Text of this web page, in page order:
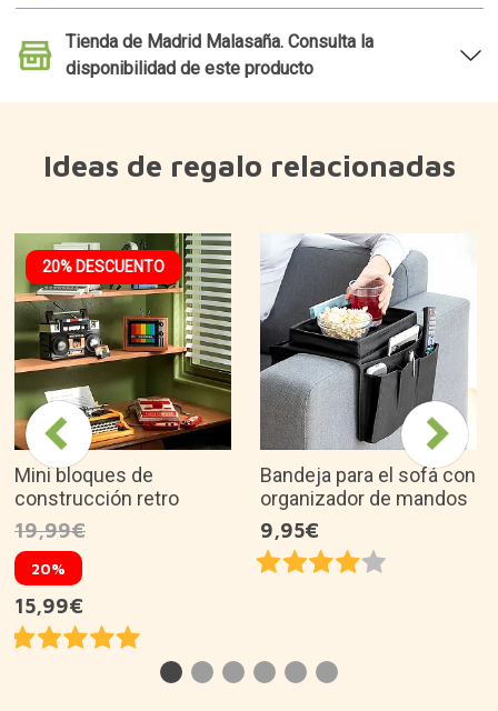
Tienda de Madrid Malasaña. Consulta la
disponibilidad de este producto
Ideas de regalo relacionadas
20% DESCUENTO
Mini bloques de
construcción retro
19,99€
20%
15,99€
Bandeja para el sofá con
organizador de mandos
9,95€